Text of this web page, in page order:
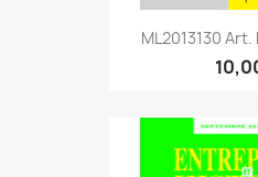
ML2013130